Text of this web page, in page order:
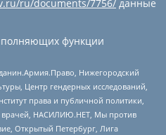
ru/documents/7756/ данные
функции
Нижегородский
Центр гендерных исследований,
права и публичной политики,
врачей, НАСИЛИЮ.НЕТ, Мы против
Открытый Петербург, Лига